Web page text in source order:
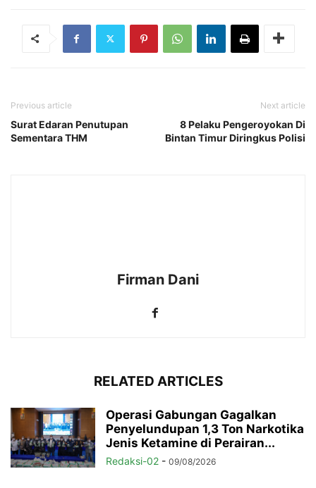
Previous article
Surat Edaran Penutupan
Sementara THM
Next article
8 Pelaku Pengeroyokan Di
Bintan Timur Diringkus Polisi
Firman Dani
RELATED ARTICLES
Operasi Gabungan Gagalkan
Penyelundupan 1,3 Ton Narkotika
Jenis Ketamine di Perairan...
Redaksi-02 - 09/08/2026